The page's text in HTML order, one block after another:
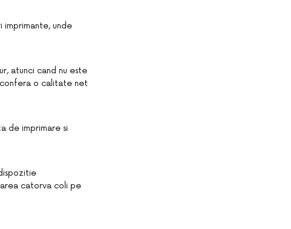
imprimante, unde
atunci cand nu este
o calitate net
de imprimare si
catorva coli pe